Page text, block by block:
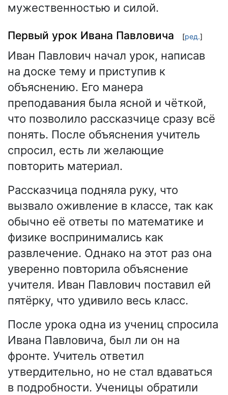
мужественностью и силой.
Первый урок Ивана Павловича [ред.]
Иван Павлович начал урок, написав
на доске тему и приступив к
объяснению. Его манера
преподавания была ясной и чёткой,
что позволило рассказчице сразу всё
понять. После объяснения учитель
спросил, есть ли желающие
повторить материал.
Рассказчица подняла руку, что
вызвало оживление в классе, так как
обычно её ответы по математике и
физике воспринимались как
развлечение. Однако на этот раз она
уверенно повторила объяснение
учителя. Иван Павлович поставил ей
пятёрку, что удивило весь класс.
После урока одна из учениц спросила
Ивана Павловича, был ли он на
фронте. Учитель ответил
утвердительно, но не стал вдаваться
в подробности. Ученицы обратили